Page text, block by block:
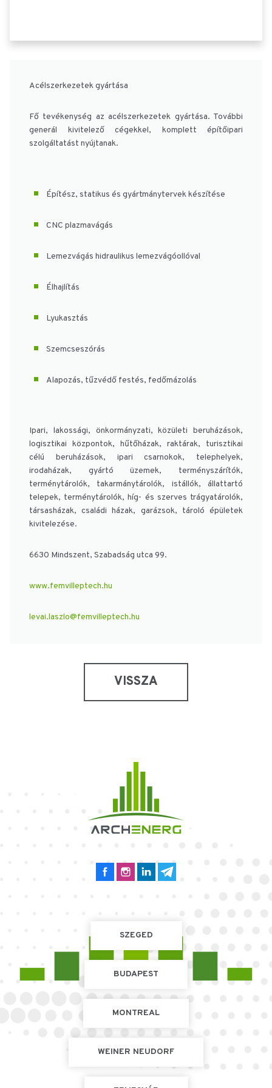
Acélszerkezetek gyártása
Fő tevékenység az acélszerkezetek gyártása. További
generál kivitelező cégekkel, komplett építőipari
szolgáltatást nyújtanak.
Építész, statikus és gyártmánytervek készítése
CNC plazmavágás
Lemezvágás hidraulikus lemezvágóollóval
Élhajlítás
Lyukasztás
Szemcseszórás
Alapozás, tűzvédő festés, fedőmázolás
Ipari, lakossági, önkormányzati, közületi beruházások,
logisztikai központok, hűtőházak, raktárak, turisztikai
célú beruházások, ipari csarnokok, telephelyek,
irodaházak, gyártó üzemek, terményszárítók,
terménytárolók, takarmánytárolók, istállók, állattartó
telepek, terménytárolók, híg- és szerves trágyatárolók,
társasházak, családi házak, garázsok, tároló épületek
kivitelezése.
6630 Mindszent, Szabadság utca 99.
www.femvilleptech.hu
levai.laszlo@femvilleptech.hu
VISSZA
SZEGED
BUDAPEST
MONTREAL
WEINER NEUDORF